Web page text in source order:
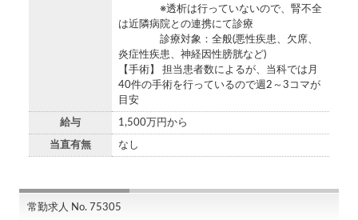
※透析は行っていないので、腎不全
は近隣病院との連携にて診療
診療対象：全般(悪性疾患、欠席、
炎症性疾患、神経因性膀胱など)
【手術】 担当患者数によるが、当科では月
40件の手術を行っているので週2～3コマが
目安
給与 1,500万円から
当直有無 なし
常勤求人 No. 75305